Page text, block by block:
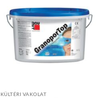
KÜLTÉRI VAKOLAT